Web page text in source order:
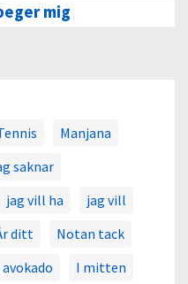
mig
Manjana
saknar
jag vill ha
jag vill
ditt
Notan tack
avokado
I mitten